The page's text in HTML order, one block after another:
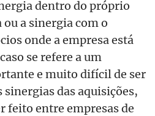
dentro do próprio
a sinergia com o
onde a empresa está
se refere a um
e muito difícil de ser
das aquisições,
feito entre empresas de